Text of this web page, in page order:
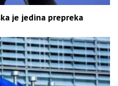
je jedina prepreka